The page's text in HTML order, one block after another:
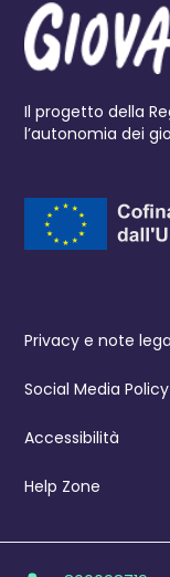
Il progetto della
l’autonomia dei
Privacy e note
Social Media Policy
Accessibilità
Help Zone